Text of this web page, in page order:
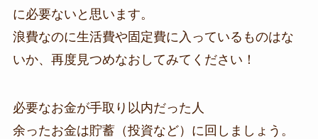
に必要ないと思います。
浪費なのに生活費や固定費に入っているものはな
いか、再度見つめなおしてみてください！
必要なお金が手取り以内だった人
余ったお金は貯蓄（投資など）に回しましょう。